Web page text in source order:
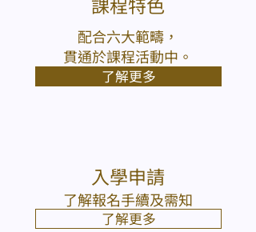
配合六大範疇，
貫通於課程活動中。
了解更多
入學申請
了解報名手續及需知
了解更多